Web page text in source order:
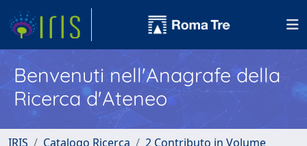
Benvenuti nell'Anagrafe della
Ricerca d'Ateneo
IRIS Catalogo Ricerca
2 Contributo in Volume